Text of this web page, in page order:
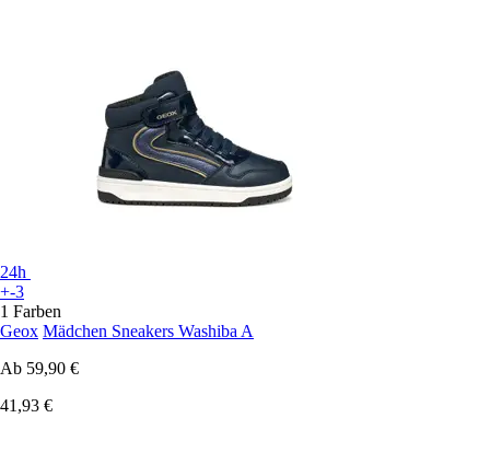
24h
+-3
1 Farben
Geox Mädchen Sneakers Washiba A
Ab 59,90 €
41,93 €